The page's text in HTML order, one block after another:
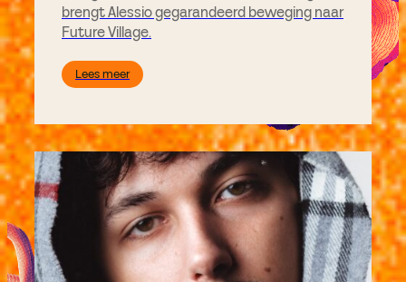
brengt Alessio gegarandeerd beweging naar
Future Village.
Lees meer